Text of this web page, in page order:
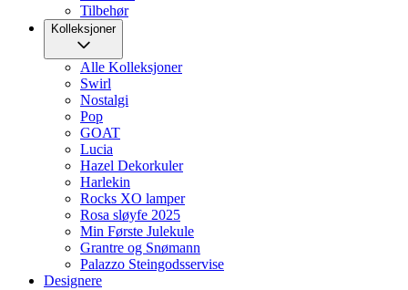
Tilbehør
Kolleksjoner
Alle Kolleksjoner
Swirl
Nostalgi
Pop
GOAT
Lucia
Hazel Dekorkuler
Harlekin
Rocks XO lamper
Rosa sløyfe 2025
Min Første Julekule
Grantre og Snømann
Palazzo Steingodsservise
Designere